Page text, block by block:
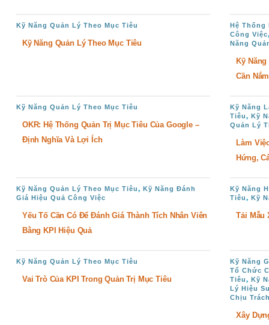
Kỹ Năng Quản Lý Theo Mục Tiêu
Kỹ Năng Quản Lý Theo Mục Tiêu
Hệ Thống
Công Việc
Năng
Kỹ
Cần
Kỹ Năng Quản Lý Theo Mục Tiêu
OKR: Hệ Thống Quản Trị Mục Tiêu Của Google –
Định Nghĩa Và Lợi Ích
Kỹ Năng
Tiêu,Kỹ
Quản Lý
Làm
Hứng,
Kỹ Năng Quản Lý Theo Mục Tiêu, Kỹ Năng Đánh
Giá Hiệu Quả Công Việc
Yếu Tố Cần Có Để Đánh Giá Thành Tích Nhân Viên
Bằng KPI Hiệu Quả
Kỹ Năng
Tiêu,Kỹ
Tải Mẫu
Kỹ Năng Quản Lý Theo Mục Tiêu
Vai Trò Của KPI Trong Quản Trị Mục Tiêu
Kỹ Năng
Tổ Chức
Tiêu,Kỹ
Lý Hiệu
Chịu
Xây